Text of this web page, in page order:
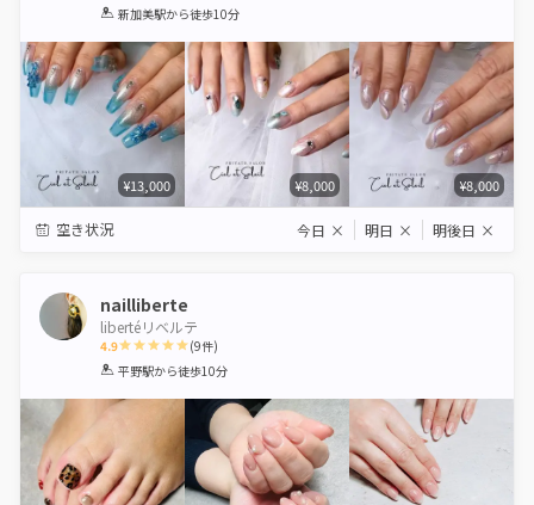
1 2 3 4 5
新加美駅から徒歩10分
¥13,000 ¥8,000 ¥8,000
空き状況 今日 × 明日 × 明後日 ×
nailliberte
libertéリベルテ
4.9
1 2 3 4 5
(9件)
平野駅から徒歩10分